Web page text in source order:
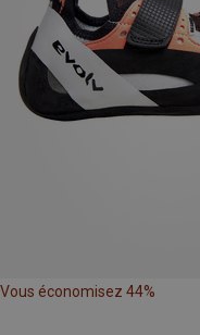
Vous économisez 44%